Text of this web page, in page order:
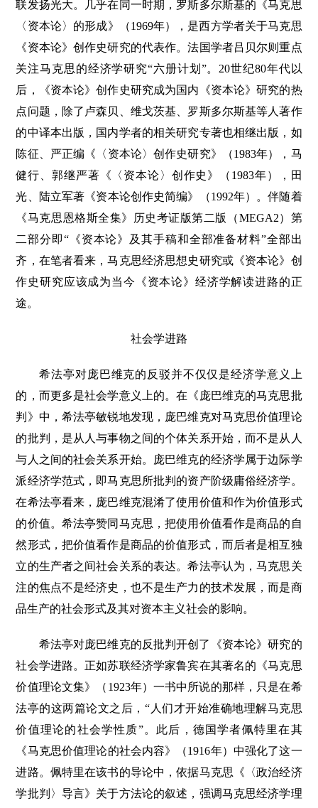
联发扬光大。几乎在同一时期，罗斯多尔斯基的《马克思
〈资本论〉的形成》（1969年），是西方学者关于马克思
《资本论》创作史研究的代表作。法国学者吕贝尔则重点
关注马克思的经济学研究“六册计划”。20世纪80年代以
后，《资本论》创作史研究成为国内《资本论》研究的热
点问题，除了卢森贝、维戈茨基、罗斯多尔斯基等人著作
的中译本出版，国内学者的相关研究专著也相继出版，如
陈征、严正编《〈资本论〉创作史研究》（1983年），马
健行、郭继严著《〈资本论〉创作史》（1983年），田
光、陆立军著《资本论创作史简编》（1992年）。伴随着
《马克思恩格斯全集》历史考证版第二版（MEGA2）第
二部分即“《资本论》及其手稿和全部准备材料”全部出
齐，在笔者看来，马克思经济思想史研究或《资本论》创
作史研究应该成为当今《资本论》经济学解读进路的正
途。
社会学进路
希法亭对庞巴维克的反驳并不仅仅是经济学意义上
的，而更多是社会学意义上的。在《庞巴维克的马克思批
判》中，希法亭敏锐地发现，庞巴维克对马克思价值理论
的批判，是从人与事物之间的个体关系开始，而不是从人
与人之间的社会关系开始。庞巴维克的经济学属于边际学
派经济学范式，即马克思所批判的资产阶级庸俗经济学。
在希法亭看来，庞巴维克混淆了使用价值和作为价值形式
的价值。希法亭赞同马克思，把使用价值看作是商品的自
然形式，把价值看作是商品的价值形式，而后者是相互独
立的生产者之间社会关系的表达。希法亭认为，马克思关
注的焦点不是经济史，也不是生产力的技术发展，而是商
品生产的社会形式及其对资本主义社会的影响。
希法亭对庞巴维克的反批判开创了《资本论》研究的
社会学进路。正如苏联经济学家鲁宾在其著名的《马克思
价值理论文集》（1923年）一书中所说的那样，只是在希
法亭的这两篇论文之后，“人们才开始准确地理解马克思
价值理论的社会学性质”。此后，德国学者佩特里在其
《马克思价值理论的社会内容》（1916年）中强化了这一
进路。佩特里在该书的导论中，依据马克思《〈政治经济
学批判〉导言》关于方法论的叙述，强调马克思经济学理